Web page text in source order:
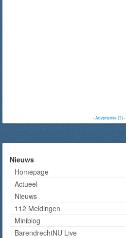
-Advertentie (?)-
Nieuws
Homepage
Actueel
Nieuws
112 Meldingen
Miniblog
BarendrechtNU Live